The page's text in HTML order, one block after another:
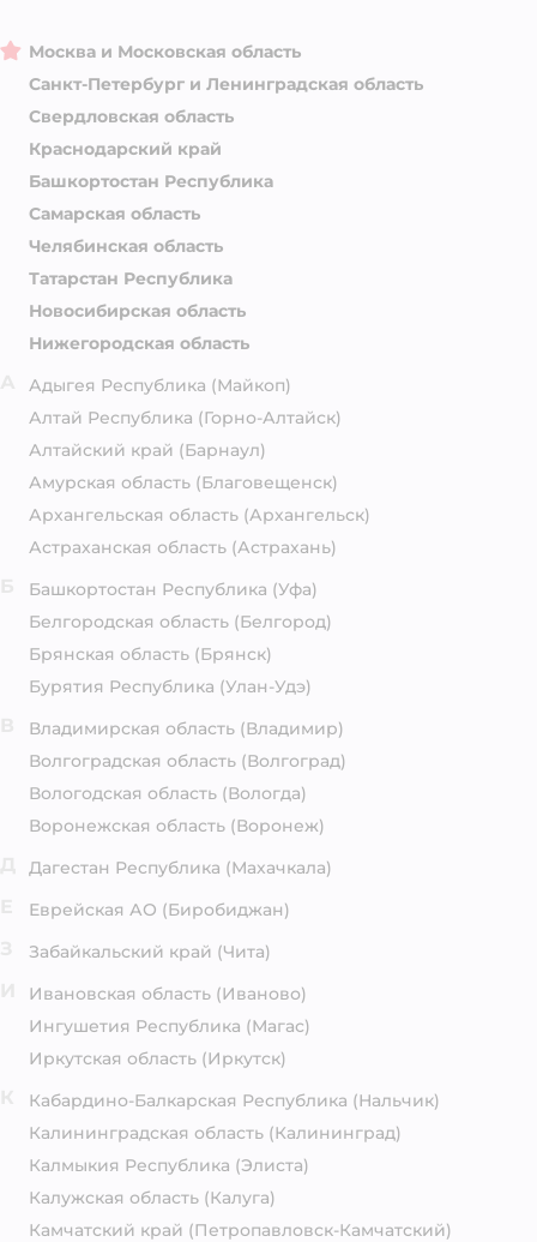
Москва и Московская область
Санкт-Петербург и Ленинградская область
Свердловская область
Краснодарский край
Башкортостан Республика
Самарская область
Челябинская область
Татарстан Республика
Новосибирская область
Нижегородская область
Адыгея Республика (Майкоп)
Алтай Республика (Горно-Алтайск)
Алтайский край (Барнаул)
Амурская область (Благовещенск)
Архангельская область (Архангельск)
Астраханская область (Астрахань)
Башкортостан Республика (Уфа)
Белгородская область (Белгород)
Брянская область (Брянск)
Бурятия Республика (Улан-Удэ)
Владимирская область (Владимир)
Волгоградская область (Волгоград)
Вологодская область (Вологда)
Воронежская область (Воронеж)
Дагестан Республика (Махачкала)
Еврейская АО (Биробиджан)
Забайкальский край (Чита)
Ивановская область (Иваново)
Ингушетия Республика (Магас)
Иркутская область (Иркутск)
Кабардино-Балкарская Республика (Нальчик)
Калининградская область (Калининград)
Калмыкия Республика (Элиста)
Калужская область (Калуга)
Камчатский край (Петропавловск-Камчатский)